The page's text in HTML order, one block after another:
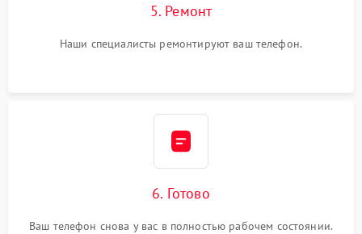
5. Ремонт
Наши специалисты ремонтируют ваш телефон.
6. Готово
Ваш телефон снова у вас в полностью рабочем состоянии.